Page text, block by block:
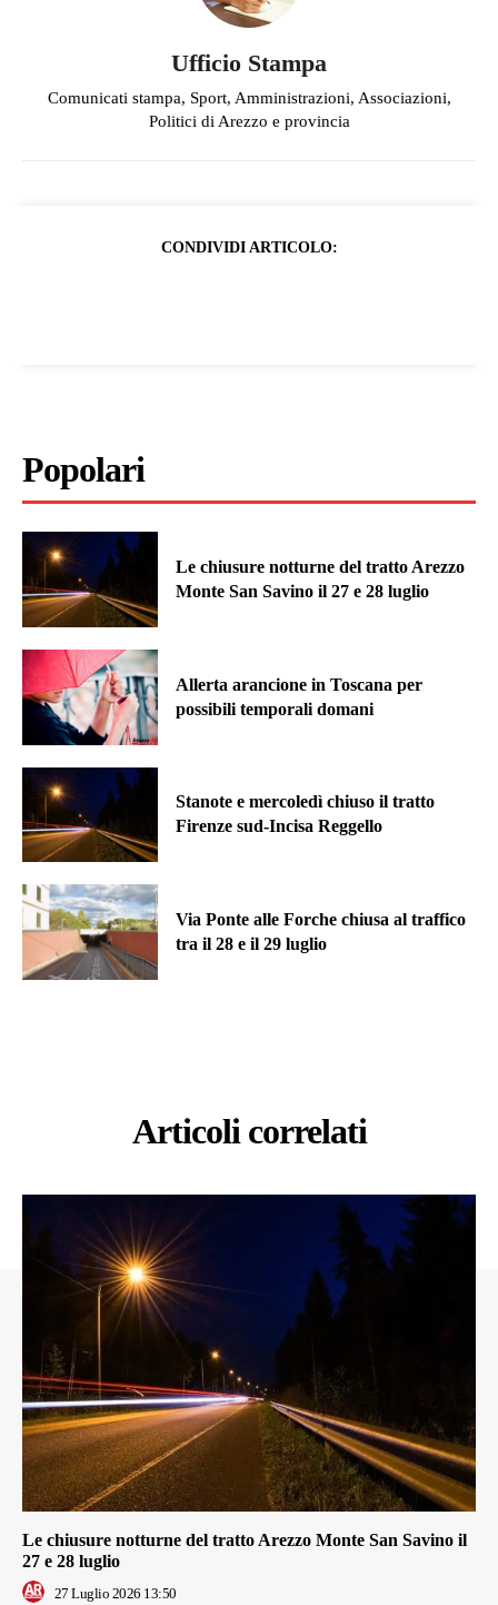
Ufficio Stampa
Comunicati stampa, Sport, Amministrazioni, Associazioni,
Politici di Arezzo e provincia
CONDIVIDI ARTICOLO:
Popolari
Le chiusure notturne del tratto Arezzo
Monte San Savino il 27 e 28 luglio
Allerta arancione in Toscana per
possibili temporali domani
Stanote e mercoledì chiuso il tratto
Firenze sud-Incisa Reggello
Via Ponte alle Forche chiusa al traffico
tra il 28 e il 29 luglio
Articoli correlati
Le chiusure notturne del tratto Arezzo Monte San Savino il
27 e 28 luglio
27 Luglio 2026 13:50